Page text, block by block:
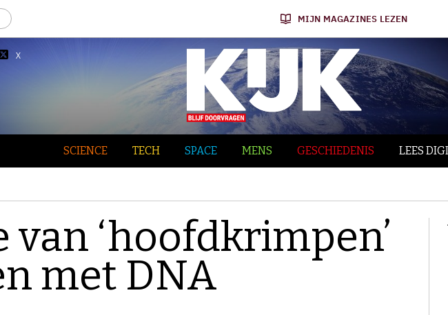
MIJN MAGAZINES LEZEN
X
SCIENCE TECH SPACE MENS GESCHIEDENIS LEES
‘hoofdkrimpen’
met DNA